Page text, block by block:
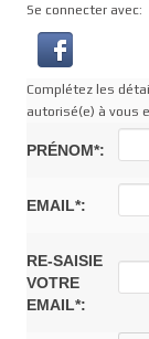
Se connecter avec:
Complétez les
autorisé(e) à vous
PRÉNOM*:
EMAIL*:
RE-SAISIE
VOTRE
EMAIL*: